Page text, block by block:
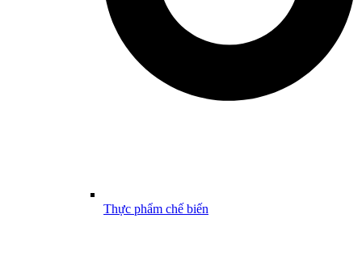
Thực phẩm chế biến